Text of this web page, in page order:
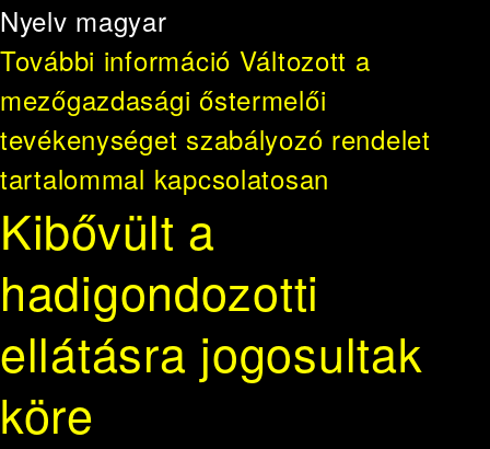
Nyelv magyar
További információ Változott a
mezőgazdasági őstermelői
tevékenységet szabályozó rendelet
tartalommal kapcsolatosan
Kibővült a
hadigondozotti
ellátásra jogosultak
köre